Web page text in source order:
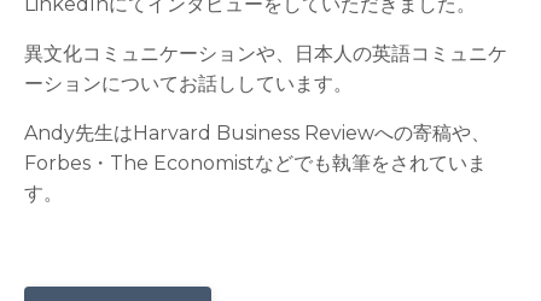
異文化コミュニケーションや、日本人の英語コミュニケ
ーションについてお話ししています。
Andy先生はHarvard Business Reviewへの寄稿や、
Forbes・The Economistなどでも執筆をされていま
す。